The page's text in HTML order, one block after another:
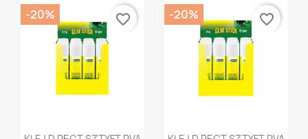
Szybki podgląd
-20% favorite_border
Szybki podgląd
-20% favorite_border